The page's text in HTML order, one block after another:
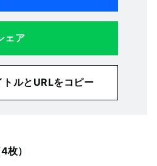
ェア
トルとURLをコピー
4枚）